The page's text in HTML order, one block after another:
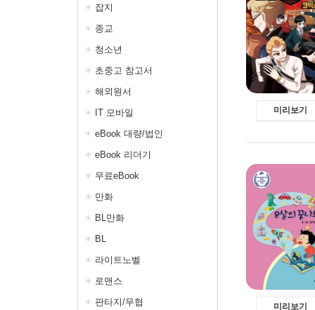
잡지
종교
청소년
초중고 참고서
해외원서
IT 모바일
eBook 대량/법인
eBook 리더기
무료eBook
만화
BL만화
BL
라이트노벨
로맨스
판타지/무협
미리보기
미리보기